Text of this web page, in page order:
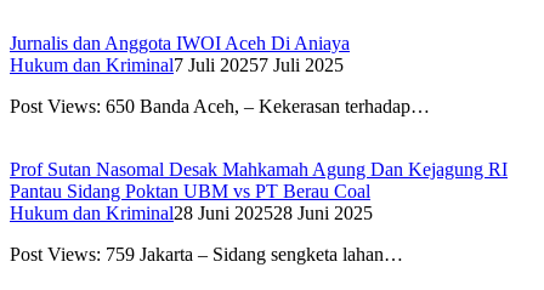
Jurnalis dan Anggota IWOI Aceh Di Aniaya
Hukum dan Kriminal7 Juli 20257 Juli 2025
Post Views: 650 Banda Aceh, – Kekerasan terhadap…
Prof Sutan Nasomal Desak Mahkamah Agung Dan Kejagung RI
Pantau Sidang Poktan UBM vs PT Berau Coal
Hukum dan Kriminal28 Juni 202528 Juni 2025
Post Views: 759 Jakarta – Sidang sengketa lahan…